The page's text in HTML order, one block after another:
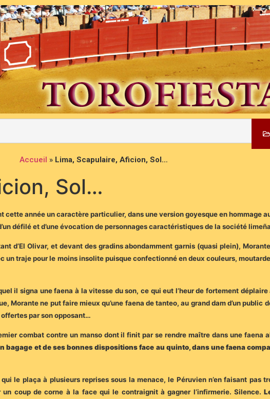
Accueil » Lima, Scapulaire, Aficion, Sol…
Sol…
cette année un caractère particulier, dans une version goyesque en hommage
défilé et d’une évocation de personnages caractéristiques de la société
d’El Olivar, et devant des gradins abondamment garnis (quasi plein),
un traje pour le moins insolite puisque confectionné en deux couleurs,
il signa une faena à la vitesse du son, ce qui eut l’heur de fortement
Morante ne put faire mieux qu’une faena de tanteo, au grand dam d’un public
par son opposant…
combat contre un manso dont il finit par se rendre maître dansune faena
bagage et de ses bonnes dispositions face au quinto, dans une faena
le plaça à plusieurs reprises sous la menace, le Péruvien n’en faisant pas
coup de corne à la face qui le contraignit à gagner l’infirmerie. Silence.